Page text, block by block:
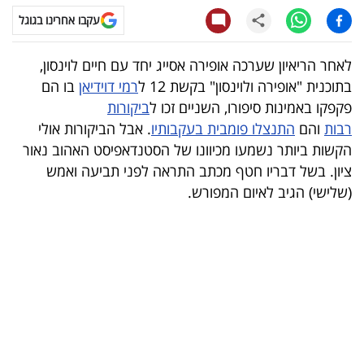
עסקי
ספורט
קריירה
ולימודים
מינויים
רייטינג
עקבו אחרינו בגוגל
לאחר הריאיון שערכה אופירה אסייג יחד עם חיים לוינסון,
בתוכנית "אופירה ולוינסון" בקשת 12 ל
רמי דוידיאן בו הם
פקפקו באמינות סיפורו, השניים זכו לביקורות
רבות והם התנצלו פומבית בעקבותיו. אבל הביקורות אולי
הקשות ביותר נשמעו מכיוונו של הסטנדאפיסט האהוב נאור
ציון. בשל דבריו חטף מכתב התראה לפני תביעה ואמש
(שלישי) הגיב לאיום המפורש.